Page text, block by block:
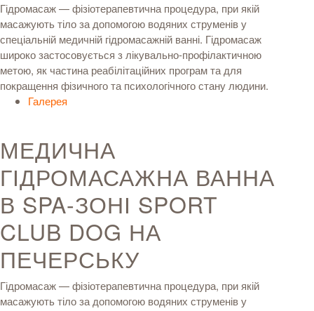
Гідромасаж — фізіотерапевтична процедура, при якій
масажують тіло за допомогою водяних струменів у
спеціальній медичній гідромасажній ванні. Гідромасаж
широко застосовується з лікувально-профілактичною
метою, як частина реабілітаційних програм та для
покращення фізичного та психологічного стану людини.
Галерея
МЕДИЧНА
ГІДРОМАСАЖНА ВАННА
В SPA-ЗОНІ SPORT
CLUB DOG НА
ПЕЧЕРСЬКУ
Гідромасаж — фізіотерапевтична процедура, при якій
масажують тіло за допомогою водяних струменів у